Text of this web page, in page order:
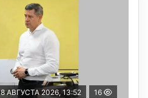
8 АВГУСТА 2026, 13:52 16